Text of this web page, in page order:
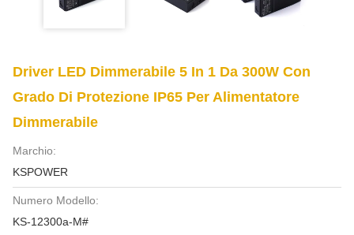
Driver LED Dimmerabile 5 In 1 Da 300W Con
Grado Di Protezione IP65 Per Alimentatore
Dimmerabile
Marchio:
KSPOWER
Numero Modello:
KS-12300a-M#